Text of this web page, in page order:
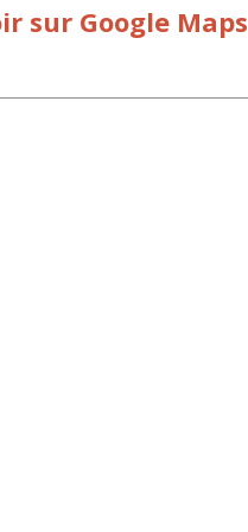
sur Google Maps